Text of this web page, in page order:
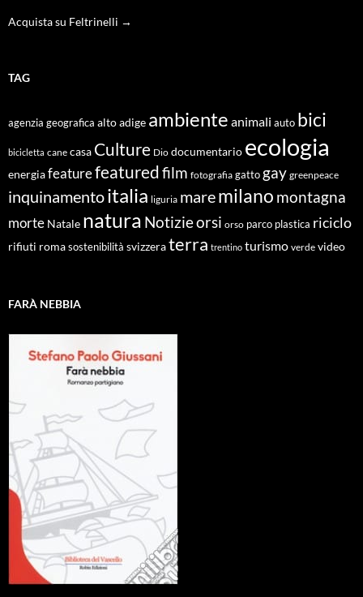
Acquista su Feltrinelli →
TAG
agenzia geografica alto adige ambiente animali auto bici
bicicletta cane casa Culture Dio documentario ecologia
energiafeaturefeaturedfilm fotografia gatto gay greenpeace
inquinamentoitalia liguria maremilano montagna
morte Natale natura Notizieorsi orso parco plastica riciclo
rifiuti roma sostenibilità svizzeraterra trentino turismo verde video
FARÀ NEBBIA